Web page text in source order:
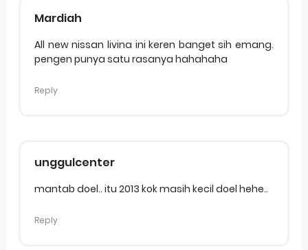
Mardiah
All new nissan livina ini keren banget sih emang.
pengen punya satu rasanya hahahaha
Reply
unggulcenter
mantab doel.. itu 2013 kok masih kecil doel hehe..
Reply